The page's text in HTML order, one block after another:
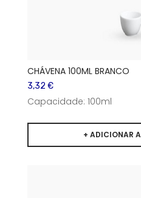
CHÁVENA 100ML BRANCO
3,32 €
Capacidade: 100ml